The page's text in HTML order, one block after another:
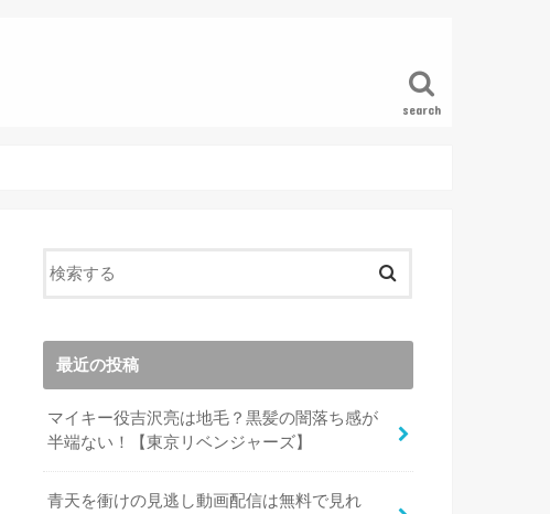
search
最近の投稿
マイキー役吉沢亮は地毛？黒髪の闇落ち感が
半端ない！【東京リベンジャーズ】
青天を衝けの見逃し動画配信は無料で見れ